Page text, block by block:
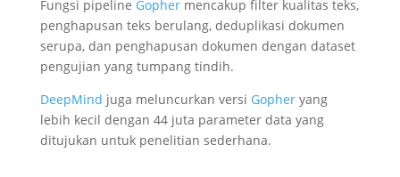
Fungsi pipeline Gopher mencakup filter kualitas teks,
penghapusan teks berulang, deduplikasi dokumen
serupa, dan penghapusan dokumen dengan dataset
pengujian yang tumpang tindih.
DeepMind juga meluncurkan versi Gopher yang
lebih kecil dengan 44 juta parameter data yang
ditujukan untuk penelitian sederhana.